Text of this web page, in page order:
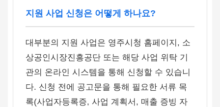
지원 사업 신청은 어떻게 하나요?
대부분의 지원 사업은 영주시청 홈페이지, 소
상공인시장진흥공단 또는 해당 사업 위탁 기
관의 온라인 시스템을 통해 신청할 수 있습니
다. 신청 전에 공고문을 통해 필요한 서류 목
록(사업자등록증, 사업 계획서, 매출 증빙 자